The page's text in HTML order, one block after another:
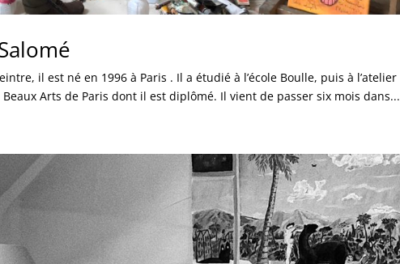
il est né en 1996 à Paris . Il a étudié à l’école Boulle, puis à l’atelier
Arts de Paris dont il est diplômé. Il vient de passer six mois dans...